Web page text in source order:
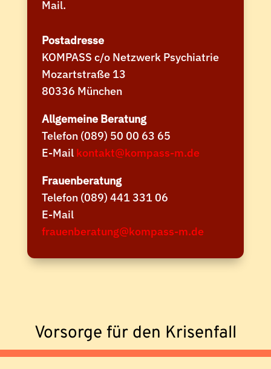
Mail.
Postadresse
KOMPASS c/o Netzwerk Psychiatrie
Mozartstraße 13
80336 München
Allgemeine Beratung
Telefon (089) 50 00 63 65
E-Mail kontakt@kompass-m.de
Frauenberatung
Telefon (089) 441 331 06
E-Mail
frauenberatung@kompass-m.de
Vorsorge für den Krisenfall